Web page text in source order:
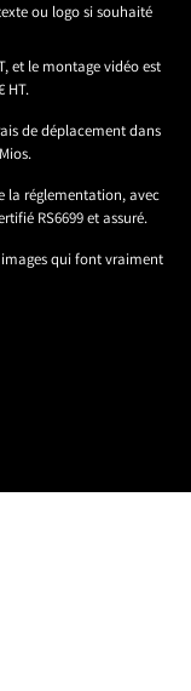
ou logo si souhaité
et le montage vidéo est
HT.
de déplacement dans
la réglementation, avec
RS6699 et assuré.
qui font vraiment